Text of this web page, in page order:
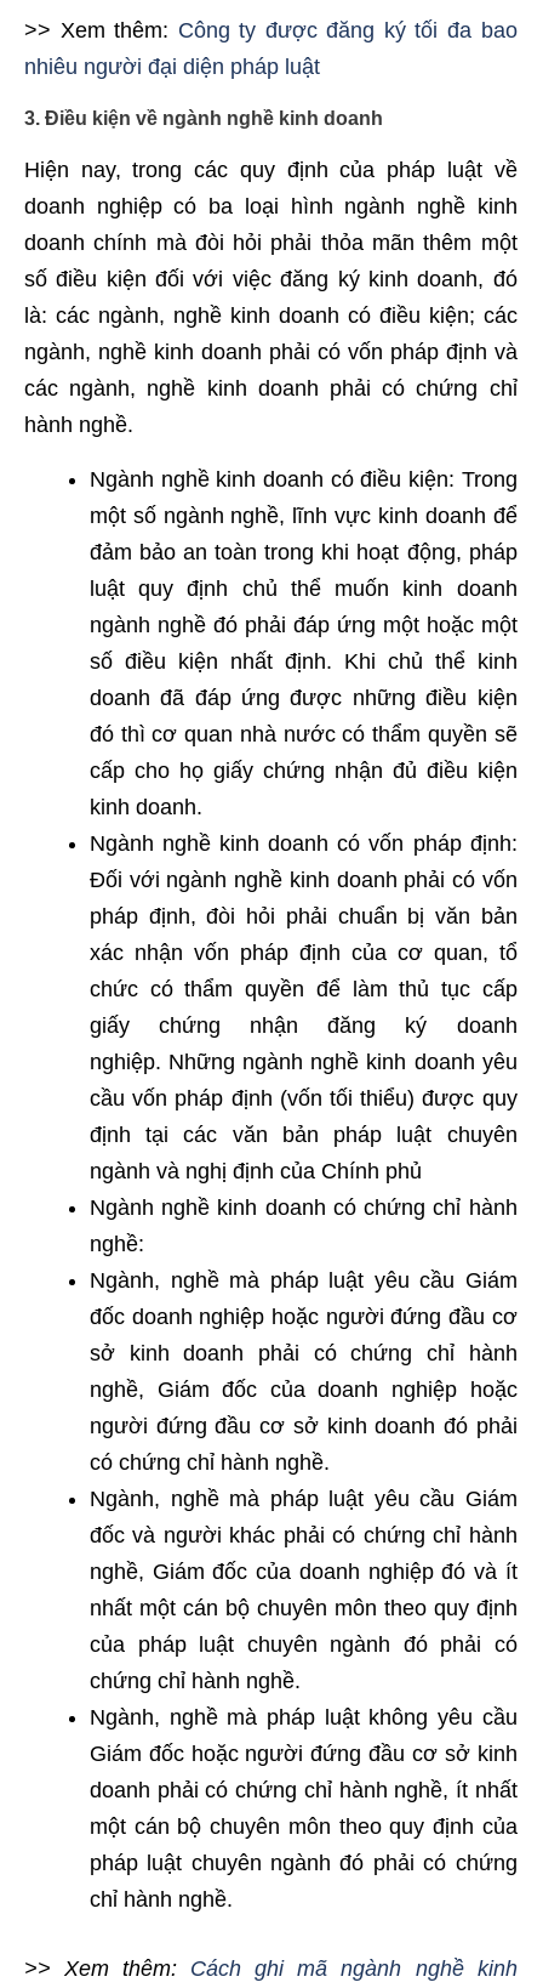
>> Xem thêm: Công ty được đăng ký tối đa bao
nhiêu người đại diện pháp luật
3. Điều kiện về ngành nghề kinh doanh
Hiện nay, trong các quy định của pháp luật về
doanh nghiệp có ba loại hình ngành nghề kinh
doanh chính mà đòi hỏi phải thỏa mãn thêm một
số điều kiện đối với việc đăng ký kinh doanh, đó
là: các ngành, nghề kinh doanh có điều kiện; các
ngành, nghề kinh doanh phải có vốn pháp định và
các ngành, nghề kinh doanh phải có chứng chỉ
hành nghề.
Ngành nghề kinh doanh có điều kiện: Trong
một số ngành nghề, lĩnh vực kinh doanh để
đảm bảo an toàn trong khi hoạt động, pháp
luật quy định chủ thể muốn kinh doanh
ngành nghề đó phải đáp ứng một hoặc một
số điều kiện nhất định. Khi chủ thể kinh
doanh đã đáp ứng được những điều kiện
đó thì cơ quan nhà nước có thẩm quyền sẽ
cấp cho họ giấy chứng nhận đủ điều kiện
kinh doanh.
Ngành nghề kinh doanh có vốn pháp định:
Đối với ngành nghề kinh doanh phải có vốn
pháp định, đòi hỏi phải chuẩn bị văn bản
xác nhận vốn pháp định của cơ quan, tổ
chức có thẩm quyền để làm thủ tục cấp
giấy chứng nhận đăng ký doanh
nghiệp. Những ngành nghề kinh doanh yêu
cầu vốn pháp định (vốn tối thiểu) được quy
định tại các văn bản pháp luật chuyên
ngành và nghị định của Chính phủ
Ngành nghề kinh doanh có chứng chỉ hành
nghề:
Ngành, nghề mà pháp luật yêu cầu Giám
đốc doanh nghiệp hoặc người đứng đầu cơ
sở kinh doanh phải có chứng chỉ hành
nghề, Giám đốc của doanh nghiệp hoặc
người đứng đầu cơ sở kinh doanh đó phải
có chứng chỉ hành nghề.
Ngành, nghề mà pháp luật yêu cầu Giám
đốc và người khác phải có chứng chỉ hành
nghề, Giám đốc của doanh nghiệp đó và ít
nhất một cán bộ chuyên môn theo quy định
của pháp luật chuyên ngành đó phải có
chứng chỉ hành nghề.
Ngành, nghề mà pháp luật không yêu cầu
Giám đốc hoặc người đứng đầu cơ sở kinh
doanh phải có chứng chỉ hành nghề, ít nhất
một cán bộ chuyên môn theo quy định của
pháp luật chuyên ngành đó phải có chứng
chỉ hành nghề.
>> Xem thêm: Cách ghi mã ngành nghề kinh